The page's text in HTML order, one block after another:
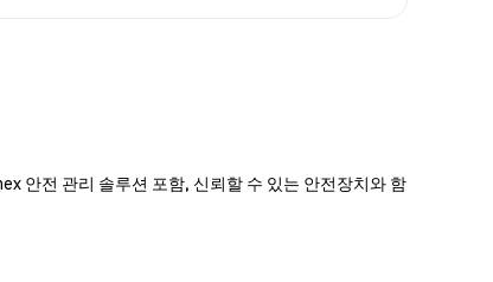
안전 관리 솔루션 포함, 신뢰할 수 있는 안전장치와 함